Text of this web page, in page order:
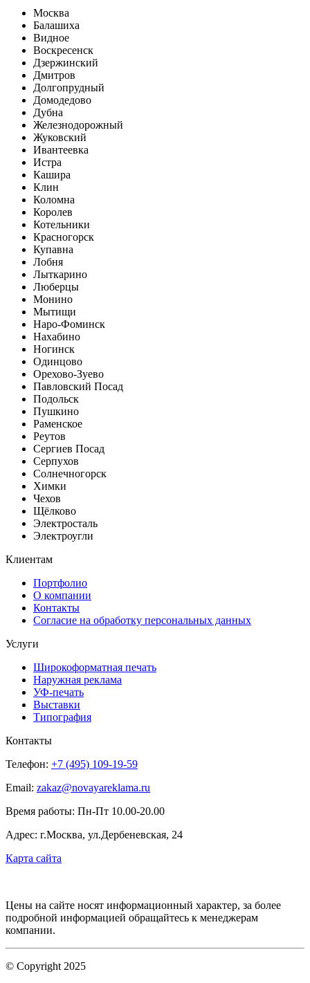
Москва
Балашиха
Видное
Воскресенск
Дзержинский
Дмитров
Долгопрудный
Домодедово
Дубна
Железнодорожный
Жуковский
Ивантеевка
Истра
Кашира
Клин
Коломна
Королев
Котельники
Красногорск
Купавна
Лобня
Лыткарино
Люберцы
Монино
Мытищи
Наро-Фоминск
Нахабино
Ногинск
Одинцово
Орехово-Зуево
Павловский Посад
Подольск
Пушкино
Раменское
Реутов
Сергиев Посад
Серпухов
Солнечногорск
Химки
Чехов
Щёлково
Электросталь
Электроугли
Клиентам
Портфолио
О компании
Контакты
Согласие на обработку персональных данных
Услуги
Широкоформатная печать
Наружная реклама
УФ-печать
Выставки
Типография
Контакты
Телефон: +7 (495) 109-19-59
Email: zakaz@novayareklama.ru
Время работы: Пн-Пт 10.00-20.00
Адрес: г.Москва, ул.Дербеневская, 24
Карта сайта
Цены на сайте носят информационный характер, за более
подробной информацией обращайтесь к менеджерам
компании.
© Copyright 2025